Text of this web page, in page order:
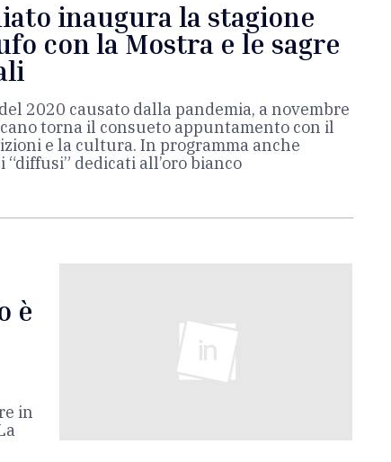
inaugura la stagione
con la Mostra e le sagre
2020 causato dalla pandemia, a novembre
torna il consueto appuntamento con il
e la cultura. In programma anche
dedicati all’oro bianco
è
in